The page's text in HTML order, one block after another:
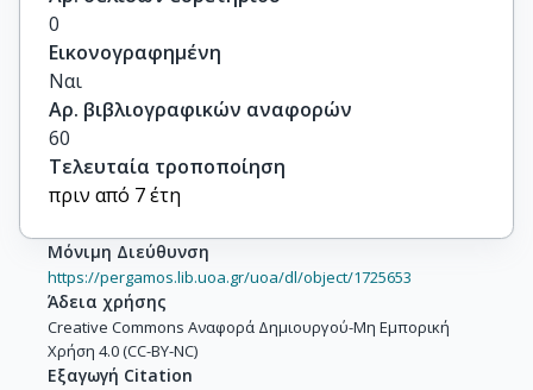
0
Εικονογραφημένη
Ναι
Αρ. βιβλιογραφικών αναφορών
60
Τελευταία τροποποίηση
πριν από 7 έτη
Μόνιμη Διεύθυνση
https://pergamos.lib.uoa.gr/uoa/dl/object/1725653
Άδεια χρήσης
Creative Commons Αναφορά Δημιουργού-Μη Εμπορική
Χρήση 4.0 (CC-BY-NC)
Εξαγωγή Citation